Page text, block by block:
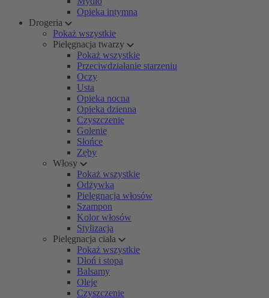
Opieka intymna
Drogeria
Pokaż wszystkie
Pielęgnacja twarzy
Pokaż wszystkie
Przeciwdziałanie starzeniu
Oczy
Usta
Opieka nocna
Opieka dzienna
Czyszczenie
Golenie
Słońce
Zęby
Włosy
Pokaż wszystkie
Odżywka
Pielęgnacja włosów
Szampon
Kolor włosów
Stylizacja
Pielęgnacja ciała
Pokaż wszystkie
Dłoń i stopa
Balsamy
Oleje
Czyszczenie